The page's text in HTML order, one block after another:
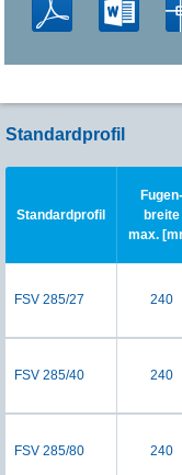
Standardprofil
Standardprofil
Fugen-
breite
max.
FSV 285/27 240
FSV 285/40 240
FSV 285/80 240